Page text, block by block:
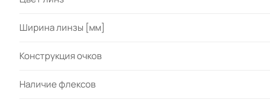
Ширина линзы [мм]
Конструкция очков
Наличие флексов